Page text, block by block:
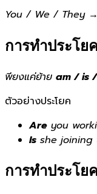
You / We / They →
การทำประโย
พียงแค่ย้าย am / is
ตัวอย่างประโยค
Are you
Is she joining
การทำประโย